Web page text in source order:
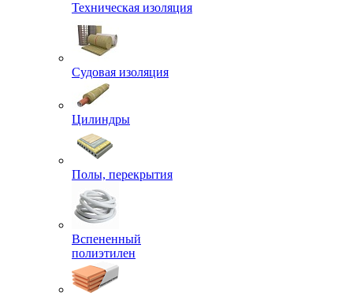
Техническая изоляция
Судовая изоляция
Цилиндры
Полы, перекрытия
Вспененный
полиэтилен